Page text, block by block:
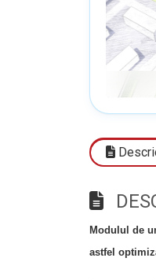
Modulul de
astfel